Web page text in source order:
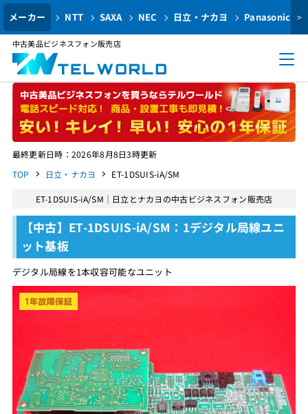
メーカー NTT SAXA NEC 日立・ナカヨ Panasonic >
中古美品ビジネスフォン販売店
最終更新日時：2026年8月8日3時更新
TOP
日立・ナカヨ ET-1DSUIS-iA/SM
ET-1DSUIS-iA/SM｜日立とナカヨの中古ビジネスフォン販売店
【中古】ET-1DSUIS-iA/SM：1デジタル局線ユニ
ット基板
デジタル局線を1本収容可能なユニット